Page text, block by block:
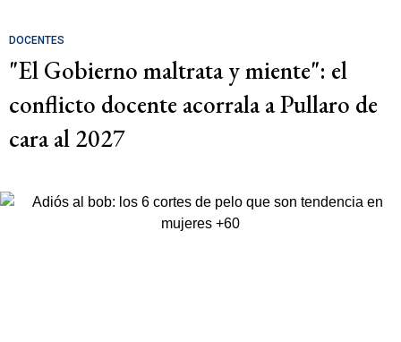
DOCENTES
"El Gobierno maltrata y miente": el
conflicto docente acorrala a Pullaro de
cara al 2027